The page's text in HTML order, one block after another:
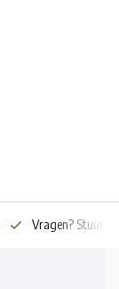
Vragen? Stuur